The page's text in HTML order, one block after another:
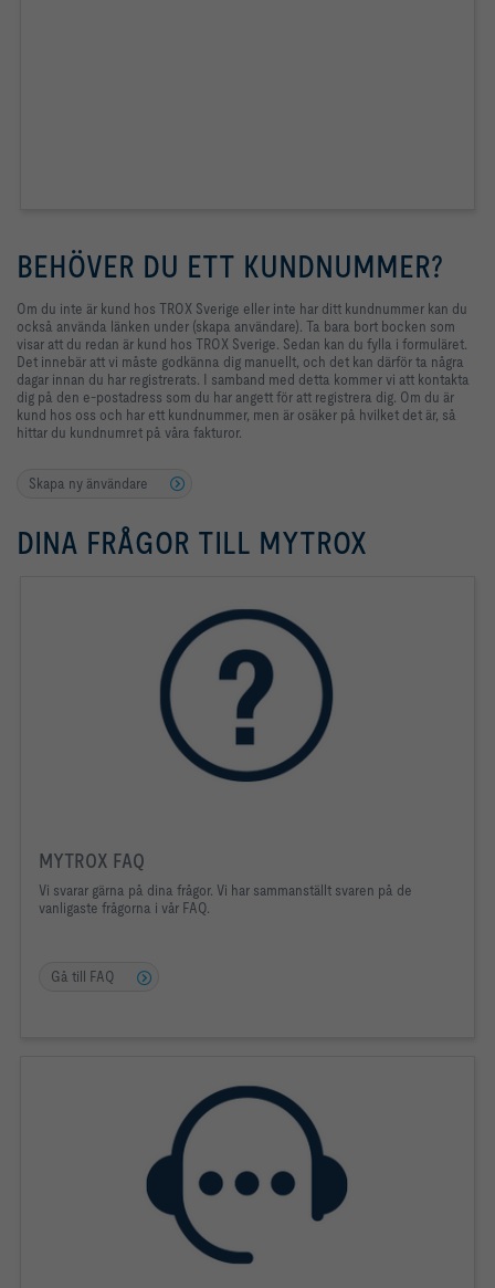
BEHÖVER DU ETT KUNDNUMMER?
Om du inte är kund hos TROX Sverige eller inte har ditt kundnummer kan du
också använda länken under (skapa användare). Ta bara bort bocken som
visar att du redan är kund hos TROX Sverige. Sedan kan du fylla i formuläret.
Det innebär att vi måste godkänna dig manuellt, och det kan därför ta några
dagar innan du har registrerats. I samband med detta kommer vi att kontakta
dig på den e-postadress som du har angett för att registrera dig. Om du är
kund hos oss och har ett kundnummer, men är osäker på hvilket det är, så
hittar du kundnumret på våra fakturor.
Skapa ny änvändare
DINA FRÅGOR TILL MYTROX
MYTROX FAQ
Vi svarar gärna på dina frågor. Vi har sammanställt svaren på de
vanligaste frågorna i vår FAQ.
Gå till FAQ